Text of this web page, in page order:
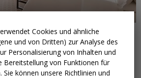
& Flughafentransfer, -61%
2027
Cookies und ähnliche
und von Dritten) zur Analyse des
Personalisierung von Inhalten und
Bereitstellung von Funktionen für
Sie können unsere Richtlinien und